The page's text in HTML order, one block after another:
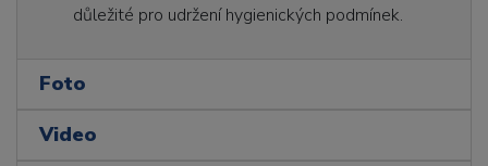
důležité pro udržení hygienických podmínek.
Foto
Video